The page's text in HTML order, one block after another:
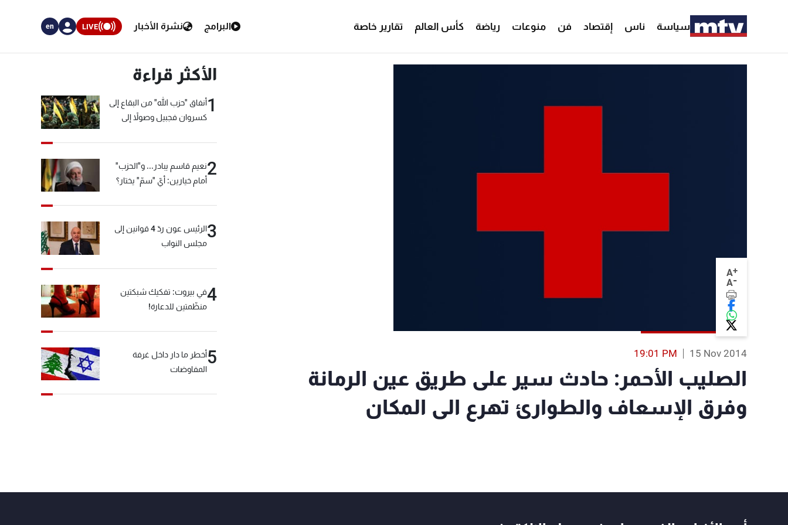
سياسة ناس إقتصاد فن منوعات رياضة كأس العالم تقارير خاصة البرامج نشرة الأخبار LIVE
en
A+
A-
15 Nov 2014
19:01 PM
الصليب الأحمر: حادث سير على طريق عين الرمانة
وفرق الإسعاف والطوارئ تهرع الى المكان
الأكثر قراءة
1أنفاق "حزب الله" من البقاع إلى
كسروان فجبيل وصولاً إلى
2نعيم قاسم يبادر... و"الحزب"
أمام خيارين: أيّ "سمّ" يختار؟
3
الرئيس عون ردّ 4 قوانين إلى
مجلس النواب
4في بيروت: تفكيك شبكتين
منظّمتين للدعارة!
5أخطر ما دار داخل غرفة
المفاوضات